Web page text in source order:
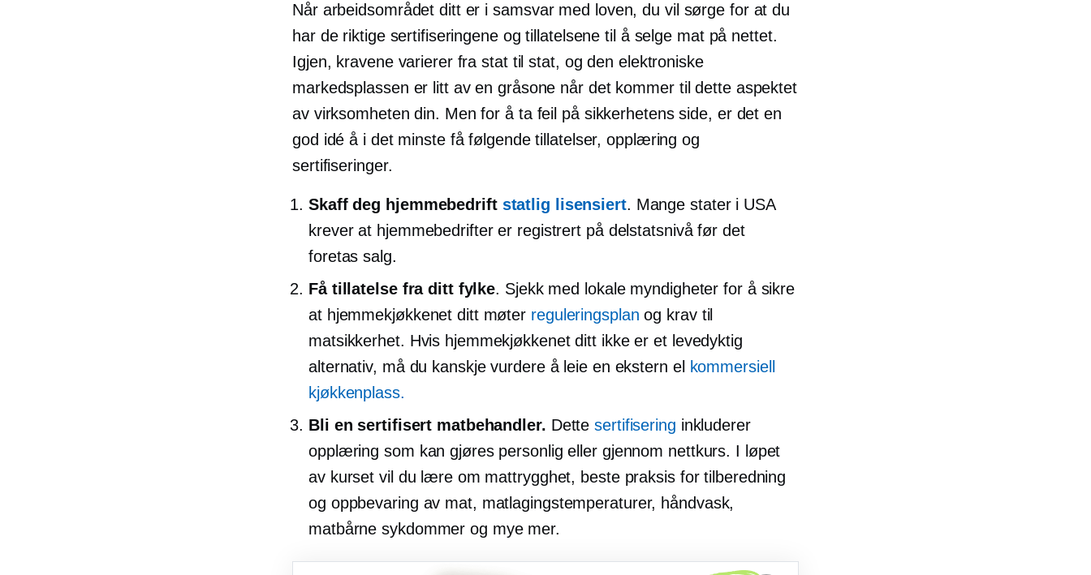
Når arbeidsområdet ditt er i samsvar med loven, du vil sørge for at du
har de riktige sertifiseringene og tillatelsene til å selge mat på nettet.
Igjen, kravene varierer fra stat til stat, og den elektroniske
markedsplassen er litt av en gråsone når det kommer til dette aspektet
av virksomheten din. Men for å ta feil på sikkerhetens side, er det en
god idé å i det minste få følgende tillatelser, opplæring og
sertifiseringer.
Skaff deg hjemmebedrift statlig lisensiert. Mange stater i USA
krever at hjemmebedrifter er registrert på delstatsnivå før det
foretas salg.
Få tillatelse fra ditt fylke. Sjekk med lokale myndigheter for å sikre
at hjemmekjøkkenet ditt møter reguleringsplan og krav til
matsikkerhet. Hvis hjemmekjøkkenet ditt ikke er et levedyktig
alternativ, må du kanskje vurdere å leie en ekstern el kommersiell
kjøkkenplass.
Bli en sertifisert matbehandler. Dettesertifisering inkluderer
opplæring som kan gjøres personlig eller gjennom nettkurs. I løpet
av kurset vil du lære om mattrygghet, beste praksis for tilberedning
og oppbevaring av mat, matlagingstemperaturer, håndvask,
matbårne sykdommer og mye mer.